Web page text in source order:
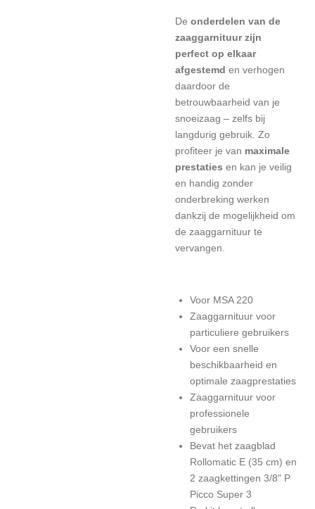
De onderdelen van de
zaaggarnituur zijn
perfect op elkaar
afgestemd en verhogen
daardoor de
betrouwbaarheid van je
snoeizaag – zelfs bij
langdurig gebruik. Zo
profiteer je van maximale
prestaties en kan je veilig
en handig zonder
onderbreking werken
dankzij de mogelijkheid om
de zaaggarnituur te
vervangen.
Voor MSA 220
Zaaggarnituur voor
particuliere gebruikers
Voor een snelle
beschikbaarheid en
optimale zaagprestaties
Zaaggarnituur voor
professionele
gebruikers
Bevat het zaagblad
Rollomatic E (35 cm) en
2 zaagkettingen 3/8" P
Picco Super 3